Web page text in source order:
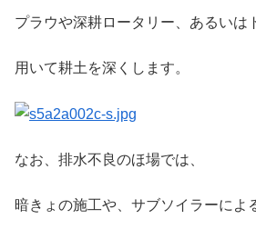
プラウや深耕ロータリー、あるいは
用いて耕土を深くします。
なお、排水不良のほ場では、
暗きょの施工や、サブソイラーによ